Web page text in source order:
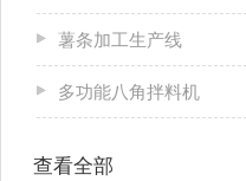
薯条加工生产线
多功能八角拌料机
查看全部